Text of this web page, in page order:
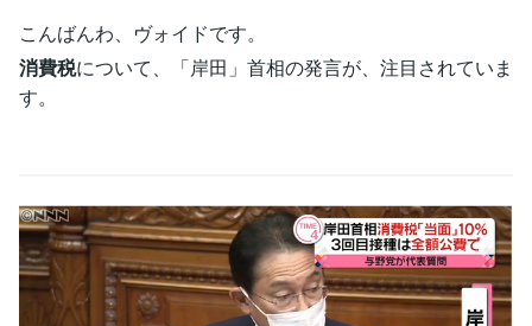
こんばんわ、ヴォイドです。
消費税について、「岸田」首相の発言が、注目されていま
す。